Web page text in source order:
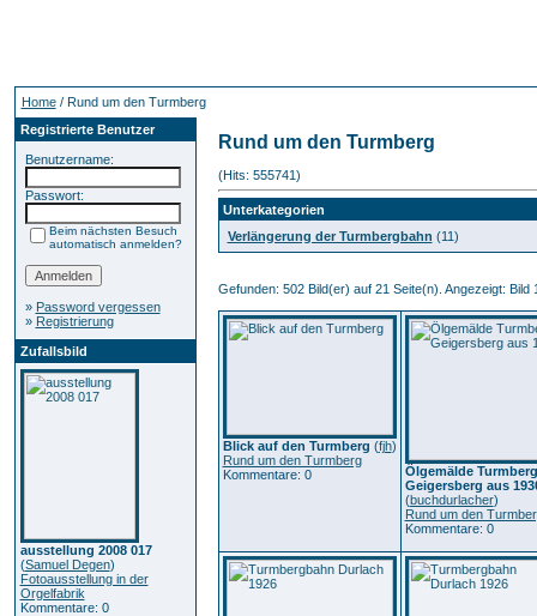
Home/ Rund um den Turmberg
Registrierte Benutzer
Benutzername:
Passwort:
Beim nächsten Besuch
automatisch anmelden?
» Password vergessen
» Registrierung
Zufallsbild
ausstellung 2008 017
(Samuel Degen)
Fotoausstellung in der
Orgelfabrik
Kommentare: 0
Rund um den Turmberg
(Hits: 555741)
Unterkategorien
Verlängerung der Turmbergbahn (11)
Gefunden: 502 Bild(er) auf 21 Seite(n). Angezeigt: Bild
Blick auf den Turmberg (fjh)
Rund um den Turmberg
Kommentare: 0
Ölgemälde
Geigersberg aus
(buchdurlacher)
Rund um den
Kommentare: 0